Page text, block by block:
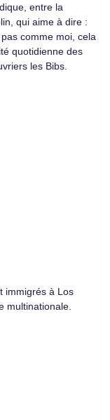
entre la
qui aime à dire :
comme moi, cela
quotidienne des
les Bibs.
immigrés à Los
multinationale.